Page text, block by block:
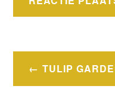
Bericht
navigatie
TULIP